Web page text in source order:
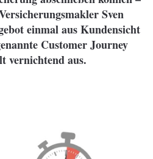
Sven
einmal aus Kundensicht
Customer Journey
vernichtend aus.